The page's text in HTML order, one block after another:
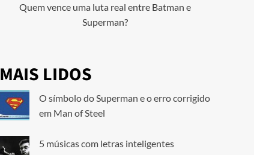
Quem vence uma luta real entre Batman e
Superman?
MAIS LIDOS
O símbolo do Superman e o erro corrigido
em Man of Steel
5 músicas com letras inteligentes